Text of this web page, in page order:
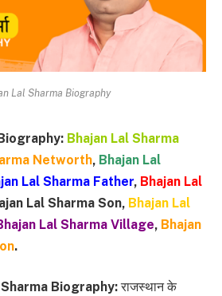
Lal Sharma Biography
Bhajan Lal Sharma
Networth, Bhajan Lal
Lal Sharma Father, Bhajan Lal
Lal Sharma Son, Bhajan Lal
Lal Sharma Village, Bhajan
.
Biography:राजस्थान के